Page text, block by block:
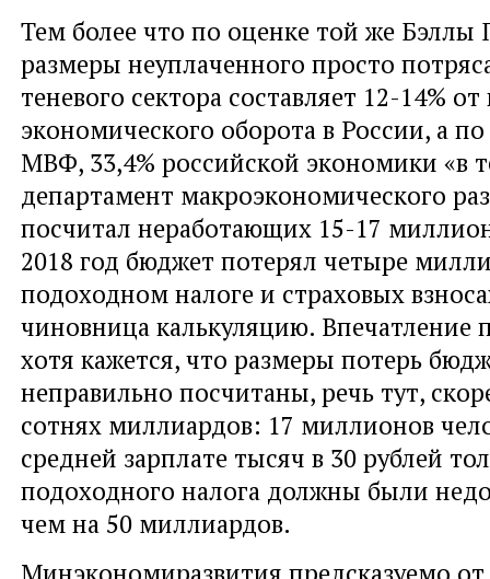
Тем более что по оценке той же Бэллы
размеры неуплаченного просто
теневого сектора составляет 12-14% от
экономического оборота в России, а
МВФ, 33,4% российской экономики «в
департамент макроэкономического
посчитал неработающих 15-17
2018 год бюджет потерял четыре
подоходном налоге и страховых
чиновница калькуляцию. Впечатление
хотя кажется, что размеры потерь
неправильно посчитаны, речь тут,
сотнях миллиардов: 17 миллионов
средней зарплате тысяч в 30 рублей
подоходного налога должны были
чем на 50 миллиардов.